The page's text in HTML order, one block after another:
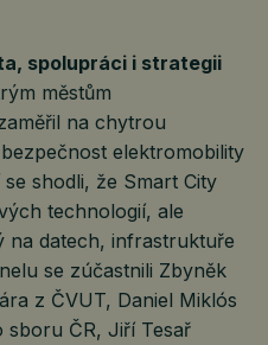
spolupráci i strategii
městům
na chytrou
elektromobility
shodli, že Smart City
technologií, ale
na datech, infrastruktuře
se zúčastnili Zbyněk
z ČVUT, Daniel Miklós
sboru ČR, Jiří Tesař